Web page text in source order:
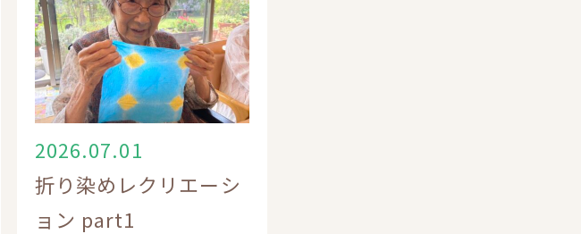
2026.07.01
折り染めレクリエーシ
ョン part1